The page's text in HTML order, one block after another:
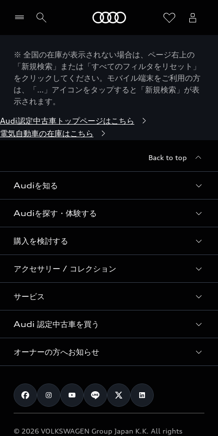
※ 全国の在庫が表示されない場合は、ページ右上の
「新規検索」または「すべてのフィルタをリセット」
をクリックしてください。モバイル端末をご利用の方
は、「…」アイコンをタップすると「新規検索」が表
示されます。
Audi認定中古車トップページはこちら
電気自動車の在庫はこちら
Back to top
Audiを知る
Audi ブランド
Story of Progress
Audi Sport
Formula 1®
デジタルサービス
Audiを探す・体験する
ディーラー検索
新車在庫検索
試乗車・展示車検索
見積り依頼
試乗予約
購入を検討する
モデル一覧
特別仕様モデル / 限定モデル
e-tronラインアップ
価格シミュレーション
車両比較
カタログ一覧
アクセサリー / コレクション
純正アクセサリー
オンラインショップ
Audi collection
アウディナビアプリ
サービス
サービス入庫予約
サービスプログラム
メンテナンス
車検 / 定期点検
e-tronアフターサポート
Audi 認定中古車を買う
Audi認定中古車
クオリティ
保証
メンテナンス
オーナーの方へお知らせ
お知らせ
オーナー様向けキャンペーン
© 2026 VOLKSWAGEN Group Japan K.K. All rights